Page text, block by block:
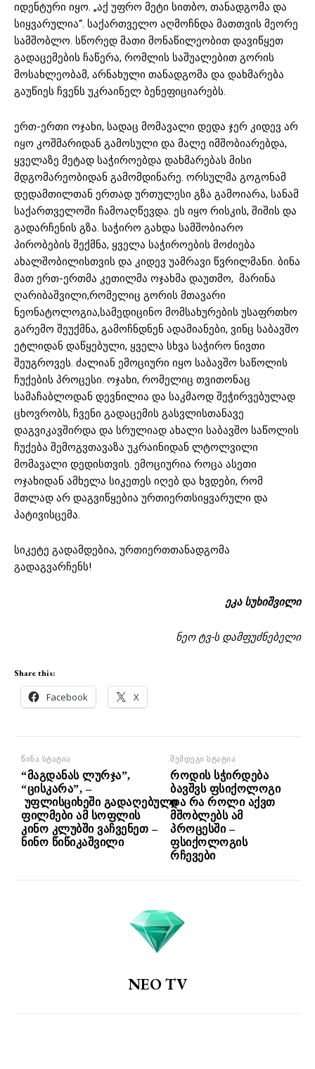
იდენტური იყო. „აქ უფრო მეტი სითბო, თანადგომა და
სიყვარულია“. საქართველო აღმოჩნდა მათთვის მეორე
სამშობლო. სწორედ მათი მონაწილეობით დავიწყეთ
გადაცემების ჩაწერა, რომლის საშუალებით გორის
მოსახლეობამ, არნახული თანადგომა და დახმარება
გაუწიეს ჩვენს უკრაინელ ბენეფიციარებს.
ერთ-ერთი ოჯახი, სადაც მომავალი დედა ჯერ კიდევ არ
იყო კოშმარიდან გამოსული და მალე იმშობიარებდა,
ყველაზე მეტად საჭიროებდა დახმარებას მისი
მდგომარეობიდან გამომდინარე. ორსულმა გოგონამ
დედამთილთან ერთად ურთულესი გზა გამოიარა, სანამ
საქართველოში ჩამოაღწევდა. ეს იყო რისკის, შიშის და
გადარჩენის გზა. საჭირო გახდა სამშობიარო
პირობების შექმნა, ყველა საჭიროების მოძიება
ახალშობილისთვის და კიდევ უამრავი წვრილმანი. ბინა
მათ ერთ-ერთმა კეთილმა ოჯახმა დაუთმო, მარინა
ღარიბაშვილი,რომელიც გორის მთავარი
ნეონატოლოგია,სამედიცინო მომსახურების უსაფრთხო
გარემო შეუქმნა, გამოჩნდნენ ადამიანები, ვინც საბავშო
ეტლიდან დაწყებული, ყველა სხვა საჭირო ნივთი
შეუგროვეს. ძალიან ემოციური იყო საბავშო საწოლის
ჩუქების პროცესი. ოჯახი, რომელიც თვითონაც
სამაჩაბლოდან დევნილია და საკმაოდ შეჭირვებულად
ცხოვრობს, ჩვენი გადაცემის გასვლისთანავე
დაგვიკავშირდა და სრულიად ახალი საბავშო საწოლის
ჩუქება შემოგვთავაზა უკრაინიდან ლტოლვილი
მომავალი დედისთვის. ემოციურია როცა ასეთი
ოჯახიდან ამხელა სიკეთეს იღებ და ხვდები, რომ
მთლად არ დაგვიწყებია ურთიერთსიყვარული და
პატივისცემა.
სიკეტე გადამდებია, ურთიერთთანადგომა
გადაგვარჩენს!
ეკა სუხიშვილი
ნეო ტვ-ს დამფუძნებელი
Share this:
Facebook X
წინა სტატია
“მაგდანას ლურჯა”,
“ცისკარა”, –
უფლისციხეში გადაღებული
ფილმები ამ სოფლის
კინო კლუბში ვაჩვენეთ –
ნინო წიწიკაშვილი
შემდეგი სტატია
როდის სჭირდება
ბავშვს ფსიქოლოგი
და რა როლი აქვთ
მშობლებს ამ
პროცესში –
ფსიქოლოგის
რჩევები
NEO TV